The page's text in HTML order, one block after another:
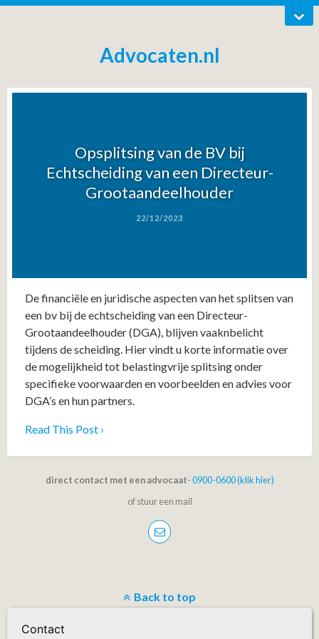
Advocaten.nl
Opsplitsing van de BV bij
Echtscheiding van een Directeur-
Grootaandeelhouder
22/12/2023
De financiële en juridische aspecten van het splitsen van
een bv bij de echtscheiding van een Directeur-
Grootaandeelhouder (DGA), blijven vaaknbelicht
tijdens de scheiding. Hier vindt u korte informatie over
de mogelijkheid tot belastingvrije splitsing onder
specifieke voorwaarden en voorbeelden en advies voor
DGA’s en hun partners.
Read This Post ›
direct contact met een advocaat- 0900-0600 (klik hier)
of stuur een mail
Back to top
Contact